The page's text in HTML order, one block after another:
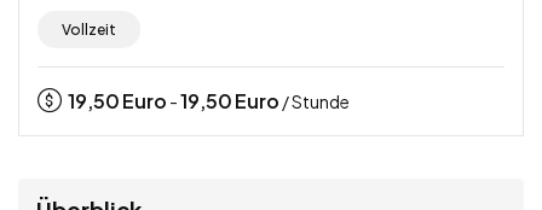
Vollzeit
19,50Euro -19,50Euro / Stunde